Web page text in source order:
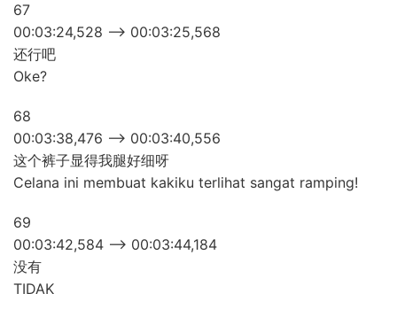
67
00:03:24,528 –> 00:03:25,568
还行吧
Oke?
68
00:03:38,476 –> 00:03:40,556
这个裤子显得我腿好细呀
Celana ini membuat kakiku terlihat sangat ramping!
69
00:03:42,584 –> 00:03:44,184
没有
TIDAK